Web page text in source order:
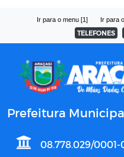
Ir para o menu [1] Ir para
TELEFONES
Prefeitura
08.778.029/0001-